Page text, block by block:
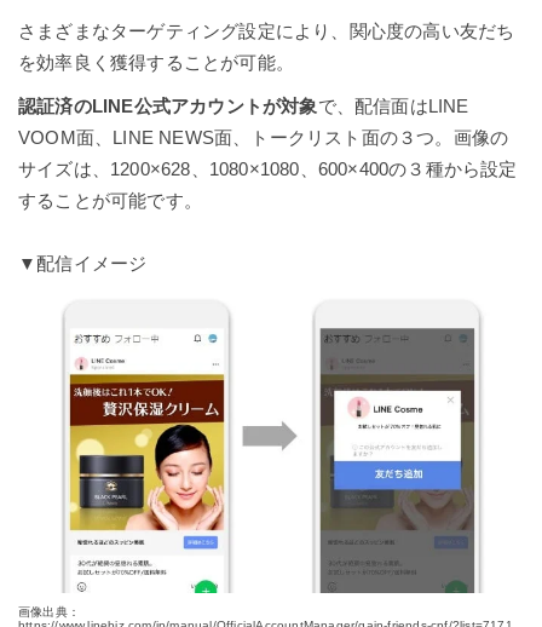
さまざまなターゲティング設定により、関心度の高い友だち
を効率良く獲得することが可能。
認証済のLINE公式アカウントが対象で、配信面はLINE
VOOM面、LINE NEWS面、トークリスト面の３つ。画像の
サイズは、1200×628、1080×1080、600×400の３種から設定
することが可能です。
▼配信イメージ
画像出典：